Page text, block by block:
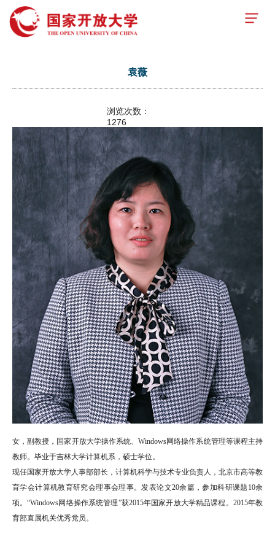
袁薇
浏览次数：
1276
女，副教授，国家开放大学操作系统、Windows网络操作系统管理等课程主持
教师。毕业于吉林大学计算机系，硕士学位。
现任国家开放大学人事部部长，计算机科学与技术专业负责人，北京市高等教
育学会计算机教育研究会理事会理事。发表论文20余篇，参加科研课题10余
项。“Windows网络操作系统管理”获2015年国家开放大学精品课程。2015年教
育部直属机关优秀党员。